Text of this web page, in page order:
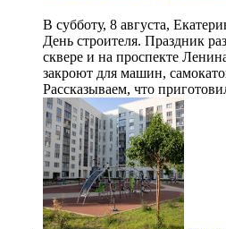
В субботу, 8 августа,
День строителя. Праздник
сквере и на проспекте
закроют для машин,
Рассказываем, что